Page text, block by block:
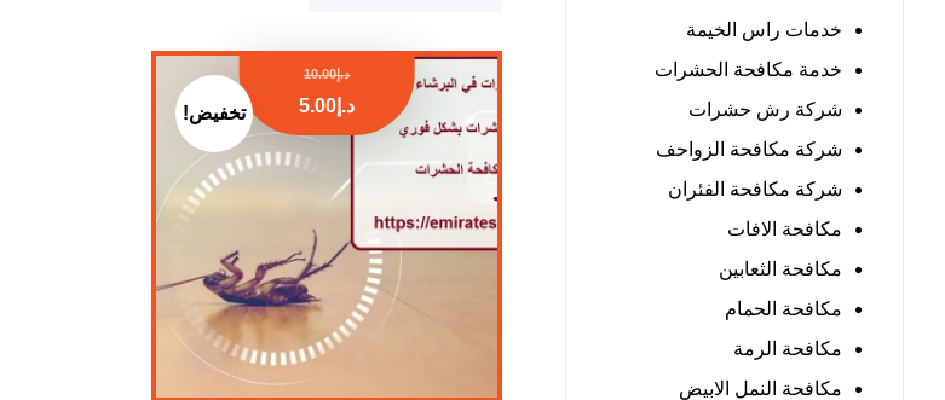
د.إ10.00
د.إ 5.00 تخفيض!
خدمات راس الخيمة
خدمة مكافحة الحشرات
شركة رش حشرات
شركة مكافحة الزواحف
شركة مكافحة الفئران
مكافحة الافات
مكافحة الثعابين
مكافحة الحمام
مكافحة الرمة
مكافحة النمل الابيض